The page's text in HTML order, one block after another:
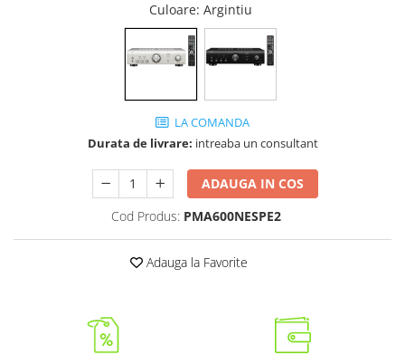
Culoare: Argintiu
LA COMANDA
Durata de livrare: intreaba un consultant
ADAUGA IN COS
Cod Produs: PMA600NESPE2
Adauga la Favorite